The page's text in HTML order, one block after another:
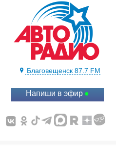
Благовещенск 87.7 FM
Напиши в эфир